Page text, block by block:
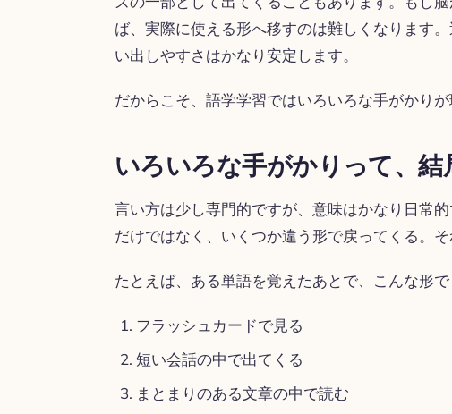
ば、実際に使える形へ移すのは難しくなります
い出しやすさはかなり安定します。
だからこそ、語学学習ではいろいろな手がかりが
いろいろな手がかりって、
言い方は少し専門的ですが、意味はかなり日常
だけではなく、いくつか違う形で戻ってくる。
たとえば、ある単語を覚えたあとで、こんな形で
フラッシュカードで見る
短い会話の中で出てくる
まとまりのある文章の中で読む